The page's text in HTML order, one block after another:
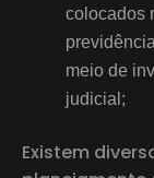
colocados
meio de
judicial;
Existem